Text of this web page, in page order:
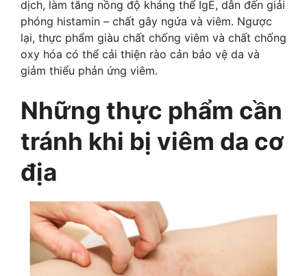
dịch, làm tăng nồng độ kháng thể IgE, dẫn đến giải
phóng histamin – chất gây ngứa và viêm. Ngược
lại, thực phẩm giàu chất chống viêm và chất chống
oxy hóa có thể cải thiện rào cản bảo vệ da và
giảm thiểu phản ứng viêm.
Những thực phẩm cần
tránh khi bị viêm da cơ
địa